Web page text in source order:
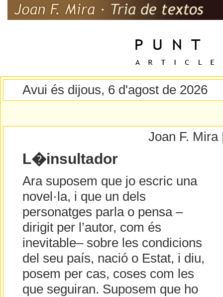
Avui és dijous, 6 d'agost de 2026
Joan F.
L�insultador
Ara suposem que jo escric una
novel·la, i que un dels
personatges parla o pensa –
dirigit per l’autor, com és
inevitable– sobre les condicions
del seu país, nació o Estat, i diu,
posem per cas, coses com les
que seguiran. Suposem que ho